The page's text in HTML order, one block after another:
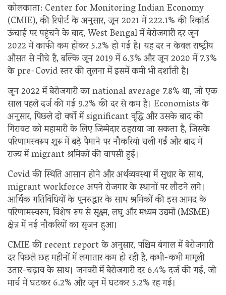
कोलकाता: Center for Monitoring Indian Economy
(CMIE), की रिपोर्ट के अनुसार, जून 2021 में 222.1% की रिकॉर्ड
ऊंचाई पर पहुंचने के बाद, West Bengal में बेरोजगारी दर जून
2022 में काफी कम होकर 5.2% हो गई है। यह दर न केवल राष्ट्रीय
औसत से नीचे है, बल्कि जून 2019 में 6.3% और जून 2020 में 7.3%
के pre-Covid स्तर की तुलना में इसमें कमी भी दर्शाती है।
जून 2022 में बेरोजगारी का national average 7.8% था, जो एक
साल पहले दर्ज की गई 9.2% की दर से कम है। Economists के
अनुसार, पिछले दो वर्षों में significant वृद्धि और उसके बाद की
गिरावट को महामारी के लिए जिम्मेदार ठहराया जा सकता है, जिसके
परिणामस्वरूप शुरू में बड़े पैमाने पर नौकरियां चली गईं और बाद में
राज्य में migrant श्रमिकों की वापसी हुई।
Covid की स्थिति आसान होने और अर्थव्यवस्था में सुधार के साथ,
migrant workforce अपने रोजगार के स्थानों पर लौटने लगे।
आर्थिक गतिविधियों के पुनरुद्धार के साथ श्रमिकों की इस आमद के
परिणामस्वरूप, विशेष रूप से सूक्ष्म, लघु और मध्यम उद्यमों (MSME)
क्षेत्र में नई नौकरियों का सृजन हुआ।
CMIE की recent report के अनुसार, पश्चिम बंगाल में बेरोजगारी
दर पिछले छह महीनों में लगातार कम हो रही है, कभी-कभी मामूली
उतार-चढ़ाव के साथ। जनवरी में बेरोजगारी दर 6.4% दर्ज की गई, जो
मार्च में घटकर 6.2% और जून में घटकर 5.2% रह गई।